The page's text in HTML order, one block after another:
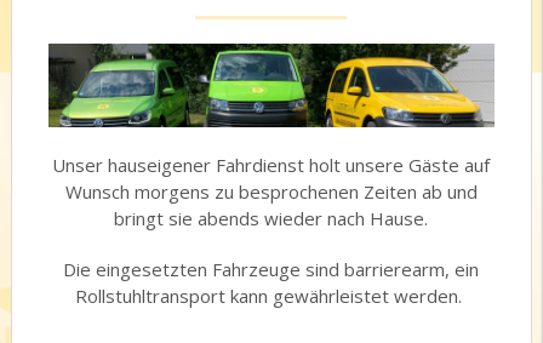
Unser hauseigener Fahrdienst holt unsere Gäste auf
Wunsch morgens zu besprochenen Zeiten ab und
bringt sie abends wieder nach Hause.
Die eingesetzten Fahrzeuge sind barrierearm, ein
Rollstuhltransport kann gewährleistet werden.